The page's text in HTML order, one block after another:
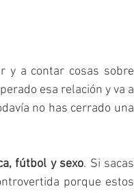
y a contar cosas sobre
esa relación y va a
no has cerrado una
fútbol y sexo. Si sacas
porque estos